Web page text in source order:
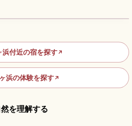
浜付近の宿を探す↗
浜の体験を探す↗
を理解する